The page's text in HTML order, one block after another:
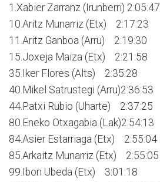
1.Xabier Zarranz (Irunberri) 2:05:47
10.Aritz Munarriz (Etx) 2:17:23
11.Aritz Ganboa (Arru) 2:19:30
15.Joxeja Maiza (Etx) 2:21:58
35.Iker Flores (Alts) 2:35:28
40.Mikel Satrustegi (Arru)2:36:53
44.Patxi Rubio (Uharte) 2:37:25
80.Eneko Otxagabia (Lak)2:54:13
84.Asier Estarriaga (Etx) 2:55:04
85.Arkaitz Munarriz (Etx) 2:55:05
99.Ibon Ubeda (Etx) 3:01:18